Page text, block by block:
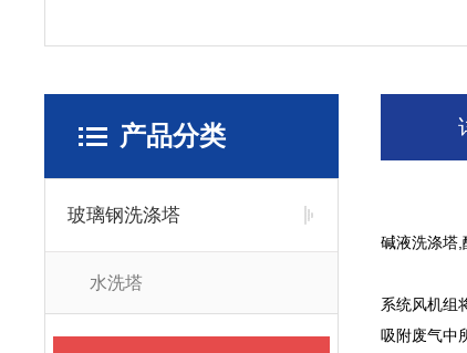
产品分类
玻璃钢洗涤塔
水洗塔
碱液洗涤塔,
系统风机组
吸附废气中